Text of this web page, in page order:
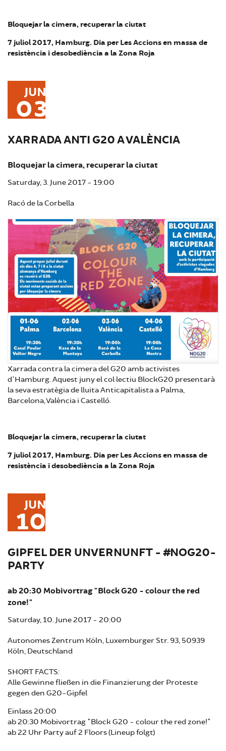
Bloquejar la cimera, recuperar la ciutat
7 juliol 2017, Hamburg. Dia per Les Accions en massa de
resistència i desobediència a la Zona Roja
JUN
03
XARRADA ANTI G20 A VALÈNCIA
Bloquejar la cimera, recuperar la ciutat
Saturday, 3. June 2017 - 19:00
Racó de la Corbella
Xarrada contra la cimera del G20 amb activistes
d'Hamburg. Aquest juny el col·lectiu BlockG20 presentarà
la seva estratègia de lluita Anticapitalista a Palma,
Barcelona, València i Castelló.
Bloquejar la cimera, recuperar la ciutat
7 juliol 2017, Hamburg. Dia per Les Accions en massa de
resistència i desobediència a la Zona Roja
JUN
10
GIPFEL DER UNVERNUNFT - #NOG20-
PARTY
ab 20:30 Mobivortrag "Block G20 - colour the red
zone!"
Saturday, 10. June 2017 - 20:00
Autonomes Zentrum Köln, Luxemburger Str. 93, 50939
Köln, Deutschland
SHORT FACTS:
Alle Gewinne fließen in die Finanzierung der Proteste
gegen den G20-Gipfel
Einlass 20:00
ab 20:30 Mobivortrag "Block G20 - colour the red zone!"
ab 22 Uhr Party auf 2 Floors (Lineup folgt)